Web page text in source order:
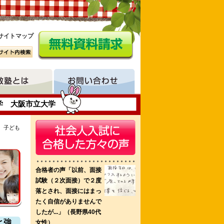
イトマップ
大阪市立大学
看護認定看護師課程
子ども
強